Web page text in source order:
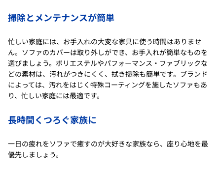
掃除とメンテナンスが簡単
忙しい家庭には、お手入れの大変な家具に使う時間はありませ
ん。ソファのカバーは取り外しができ、お手入れが簡単なものを
選びましょう。ポリエステルやパフォーマンス・ファブリックな
どの素材は、汚れがつきにくく、拭き掃除も簡単です。ブランド
によっては、汚れをはじく特殊コーティングを施したソファもあ
り、忙しい家庭には最適です。
長時間くつろぐ家族に
一日の疲れをソファで癒すのが大好きな家族なら、座り心地を最
優先しましょう。